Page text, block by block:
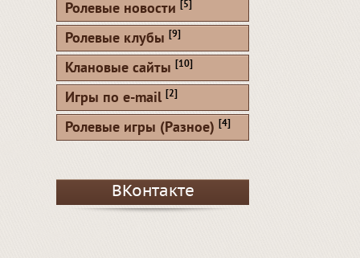
Ролевые новости [5]
Ролевые клубы [9]
Клановые сайты [10]
Игры по e-mail [2]
Ролевые игры (Разное) [4]
ВКонтакте